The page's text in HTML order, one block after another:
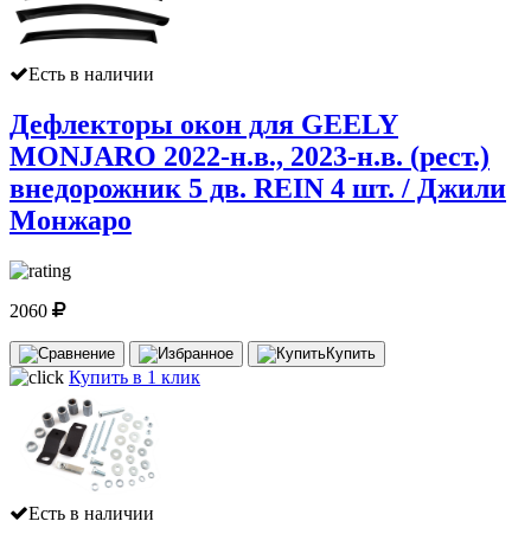
Есть в наличии
Дефлекторы окон для GEELY
MONJARO 2022-н.в., 2023-н.в. (рест.)
внедорожник 5 дв. REIN 4 шт. / Джили
Монжаро
2060
Купить
Купить в 1 клик
Есть в наличии